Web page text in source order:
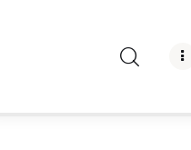
درباره راه‌ نو نیوز